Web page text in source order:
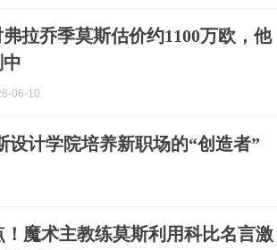
拉乔季莫斯估价约1100万欧，他
06-10
计学院培养新职场的“创造者”
！魔术主教练莫斯利用科比名言激